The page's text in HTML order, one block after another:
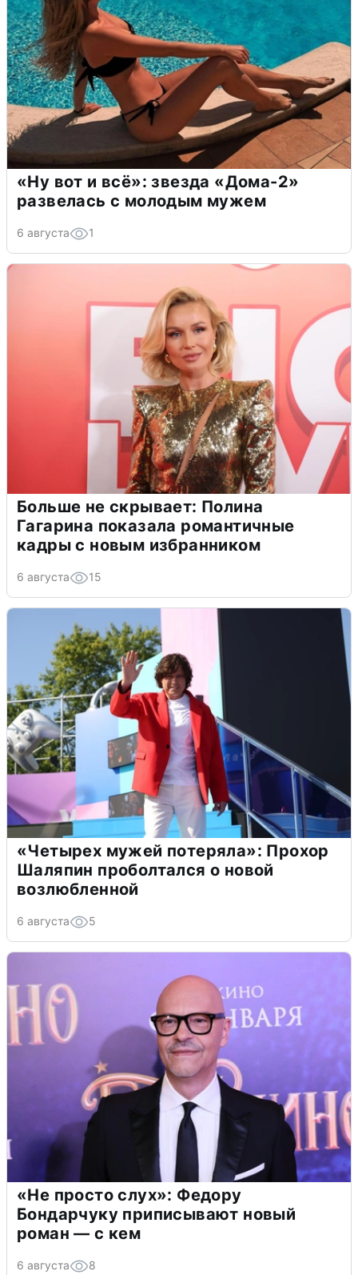
«Ну вот и всё»: звезда «Дома-2»
развелась с молодым мужем
6 августа 1
Больше не скрывает: Полина
Гагарина показала романтичные
кадры с новым избранником
6 августа 15
«Четырех мужей потеряла»: Прохор
Шаляпин проболтался о новой
возлюбленной
6 августа 5
«Не просто слух»: Федору
Бондарчуку приписывают новый
роман — с кем
6 августа 8